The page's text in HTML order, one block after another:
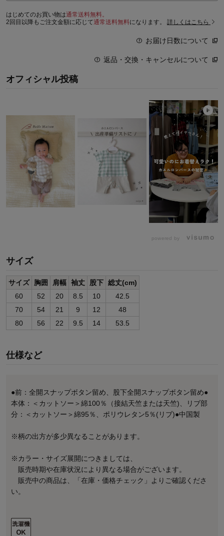
はじめてのお買い物は通常送料無料。
2回目以降もご注文金額に応じて通常送料無料になります。 詳しくはこちら
お届け日数について
返品・交換・キャンセルについて
オフィシャル投稿
powered by
サイズ
サイズ 胸囲 肩幅 袖丈 股下 総丈(cm)
60
52 20 8.5 10
42.5
70
54 21 9 12
48
80
56 22 9.5 14 53.5
仕様など
●前：全開スナップボタン留め、股下全開スナップボタン留め●
本体：＜カットソー＞綿100％（接結天竺または天竺)、リブ部
分：＜カットソー＞綿95％、ポリウレタン5％(リブ)●中国製
※柄の出方が多少異なることがあります。
※カラー・サイズ展開につきましては、
販売時期や在庫状況により異なる場合がございます。
販売中の商品は、「在庫・価格チェック」よりご確認くださ
い。